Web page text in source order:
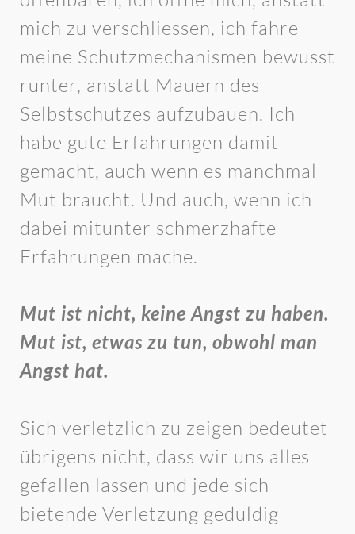
mich zu verschliessen, ich fahre
meine Schutzmechanismen bewusst
runter, anstatt Mauern des
Selbstschutzes aufzubauen. Ich
habe gute Erfahrungen damit
gemacht, auch wenn es manchmal
Mut braucht. Und auch, wenn ich
dabei mitunter schmerzhafte
Erfahrungen mache.
Mut ist nicht, keine Angst zu haben.
Mut ist, etwas zu tun, obwohl man
Angst hat.
Sich verletzlich zu zeigen bedeutet
übrigens nicht, dass wir uns alles
gefallen lassen und jede sich
bietende Verletzung geduldig